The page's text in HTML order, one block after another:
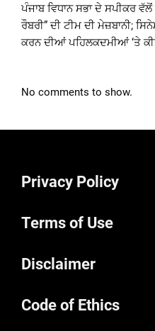
ਪੰਜਾਬ ਵਿਧਾਨ ਸਭਾ ਦੇ ਸਪੀਕਰ
ਰੌਬਰੀ” ਦੀ ਟੀਮ ਦੀ ਮੇਜ਼ਬਾਨੀ;
ਕਰਨ ਦੀਆਂ ਪਹਿਲਕਦਮੀਆਂ ‘ਤੇ
No comments to show.
Privacy Policy
Terms of Use
Disclaimer
Code of Ethics